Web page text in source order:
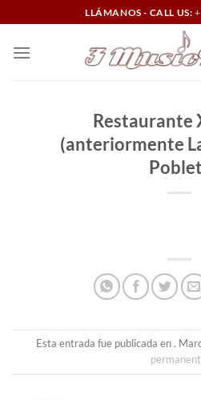
al
contenido
LLÁMANOS - CALL US:
Restaurante
(anteriormente
Esta entrada fue publicada en .